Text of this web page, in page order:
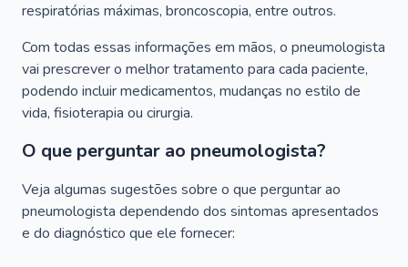
respiratórias máximas, broncoscopia, entre outros.
Com todas essas informações em mãos, o pneumologista
vai prescrever o melhor tratamento para cada paciente,
podendo incluir medicamentos, mudanças no estilo de
vida, fisioterapia ou cirurgia.
O que perguntar ao pneumologista?
Veja algumas sugestões sobre o que perguntar ao
pneumologista dependendo dos sintomas apresentados
e do diagnóstico que ele fornecer: